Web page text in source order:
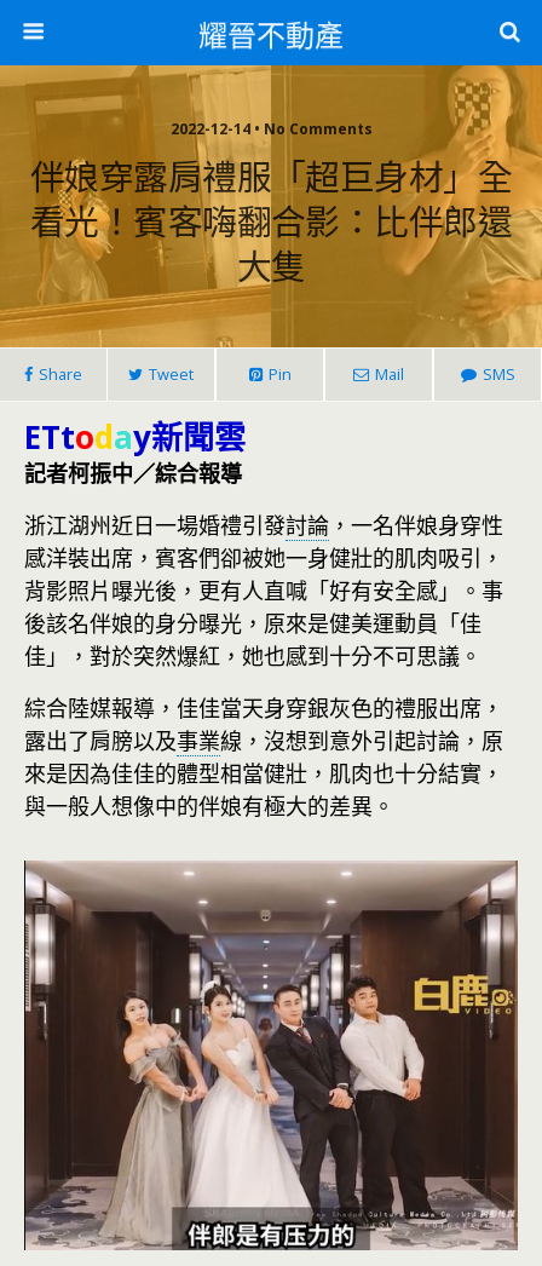
耀晉不動產
2022-12-14 • No Comments
伴娘穿露肩禮服「超巨身材」全
看光！賓客嗨翻合影：比伴郎還
大隻
Share Tweet Pin Mail SMS
ETtoday新聞雲
記者柯振中／綜合報導
浙江湖州近日一場婚禮引發討論 ，一名伴娘身穿性
感洋裝出席，賓客們卻被她一身健壯的肌肉吸引，
背影照片曝光後，更有人直喊「好有安全感」。事
後該名伴娘的身分曝光，原來是健美運動員「佳
佳」，對於突然爆紅，她也感到十分不可思議。
綜合陸媒報導，佳佳當天身穿銀灰色的禮服出席，
露出了肩膀以及事業線，沒想到意外引起討論，原
來是因為佳佳的體型相當健壯，肌肉也十分結實，
與一般人想像中的伴娘有極大的差異。